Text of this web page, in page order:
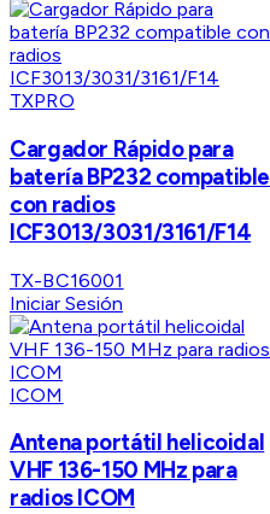
TXPRO
Cargador Rápido para
batería BP232 compatible
con radios
ICF3013/3031/3161/F14
TX-BC16001
Iniciar Sesión
ICOM
Antena portátil helicoidal
VHF 136-150 MHz para
radios ICOM